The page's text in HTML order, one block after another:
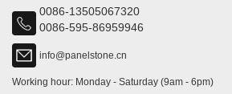
0086-13505067320
0086-595-86959946
info@panelstone.cn
Working hour: Monday - Saturday (9am - 6pm)